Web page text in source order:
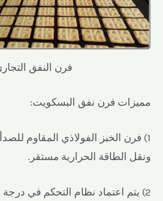
فرن النفق
مميزات فرن نفق البسكويت:
1) فرن الخبز الفولاذي المقاوم
ونقل الطاقة الحرارية مستقر.
2) يتم اعتماد نظام التحكم في درجة